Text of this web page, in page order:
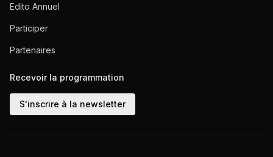
Edito Annuel
Participer
Partenaires
Recevoir la programmation
S'inscrire à la newsletter